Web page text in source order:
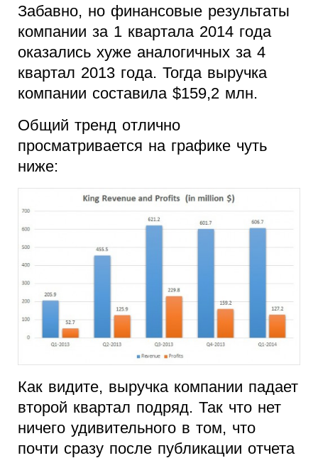
Забавно, но финансовые результаты
компании за 1 квартала 2014 года
оказались хуже аналогичных за 4
квартал 2013 года. Тогда выручка
компании составила $159,2 млн.
Общий тренд отлично
просматривается на графике чуть
ниже:
Как видите, выручка компании падает
второй квартал подряд. Так что нет
ничего удивительного в том, что
почти сразу после публикации отчета